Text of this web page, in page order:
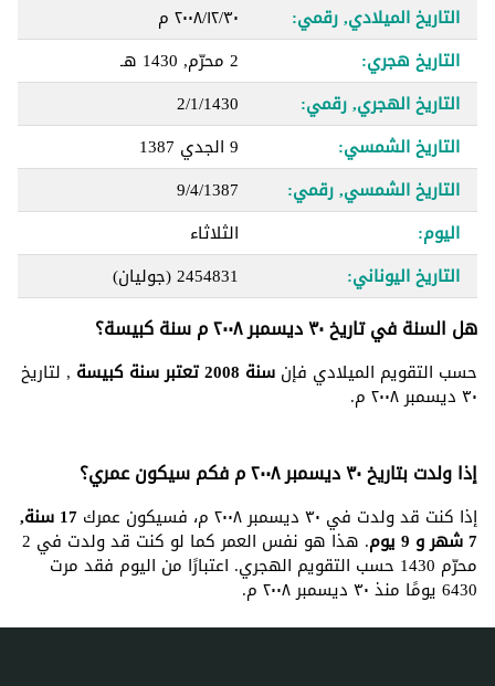
التاريخ الميلادي, رقمي:
٣٠‏/١٢‏/٢٠٠٨ م
التاريخ هجري:
2 محرّم, 1430 هـ
التاريخ الهجري, رقمي:
2/1/1430
التاريخ الشمسي:
9 الجدي 1387
التاريخ الشمسي, رقمي:
9/4/1387
اليوم:
الثلاثاء
التاريخ اليوناني:
2454831(جوليان)
هل السنة في تاريخ ٣٠ ديسمبر ٢٠٠٨ م سنة كبيسة؟
حسب التقويم الميلادي فإن سنة 2008 تعتبر سنة كبيسة , لتاريخ
٣٠ ديسمبر ٢٠٠٨ م.
إذا ولدت بتاريخ ٣٠ ديسمبر ٢٠٠٨ م فكم سيكون عمري؟
إذا كنت قد ولدت في ٣٠ ديسمبر ٢٠٠٨ م، فسيكون عمرك 17 سنة,
7 شهر و 9 يوم . هذا هو نفس العمر كما لو كنت قد ولدت في 2
محرّم 1430 حسب التقويم الهجري. اعتبارًا من اليوم فقد مرت
6430 يومًا منذ ٣٠ ديسمبر ٢٠٠٨ م.